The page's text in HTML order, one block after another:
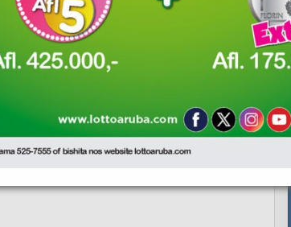
subi Hooiberg te ariba ela bira malo na mitar caminda →